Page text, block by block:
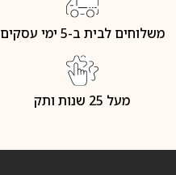
משלוחים לבית ב-5 ימי עסקים
מעל 25 שנות ותק